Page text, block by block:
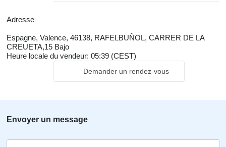
Adresse
Espagne, Valence, 46138, RAFELBUÑOL, CARRER DE LA
CREUETA,15 Bajo
Heure locale du vendeur: 05:39 (CEST)
Demander un rendez-vous
Envoyer un message